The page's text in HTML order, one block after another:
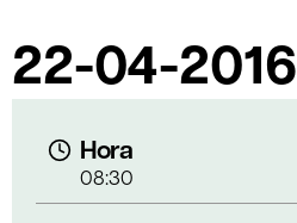
22-04-2016
Hora
08:30